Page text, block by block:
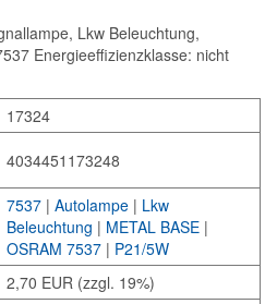
Lkw Beleuchtung,
Energieeffizienzklasse: nicht
17324
4034451173248
7537 | Autolampe | Lkw
Beleuchtung | METAL BASE |
OSRAM 7537 | P21/5W
2,70 EUR (zzgl. 19%)